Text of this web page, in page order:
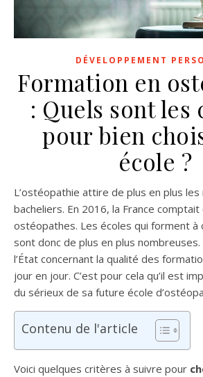
DÉVELOPPEMENT
Formation en
: Quels sont les
pour bien
école ?
L’ostéopathie attire de plus en plus les
bacheliers. En 2016, la France
ostéopathes. Les écoles qui forment
sont donc de plus en plus
l’État concernant la qualité des
jour en jour. C’est pour cela qu’il est
du sérieux de sa future école
Contenu de l'article
Voici quelques critères à suivre pour